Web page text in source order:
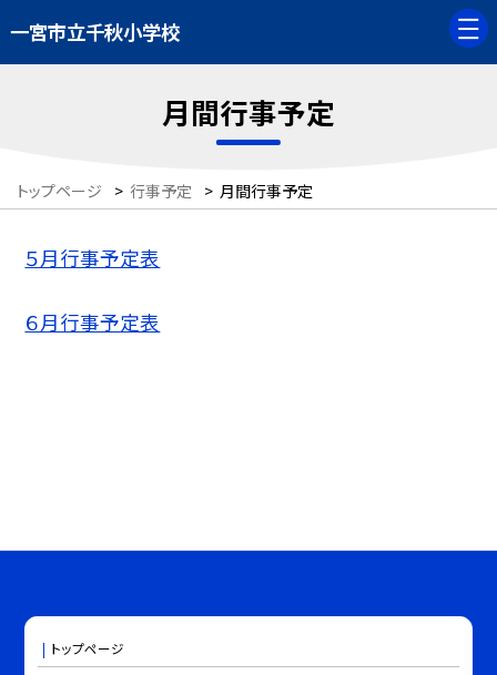
一宮市立千秋小学校
月間行事予定
トップページ > 行事予定 > 月間行事予定
５月行事予定表
６月行事予定表
トップページ